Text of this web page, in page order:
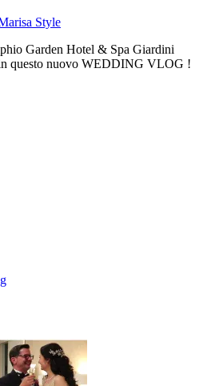
Style
Garden Hotel & Spa Giardini
questo nuovo WEDDING VLOG !